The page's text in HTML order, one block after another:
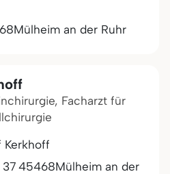
Mülheim an der Ruhr
Facharzt für
Kerkhoff
45468Mülheim an der